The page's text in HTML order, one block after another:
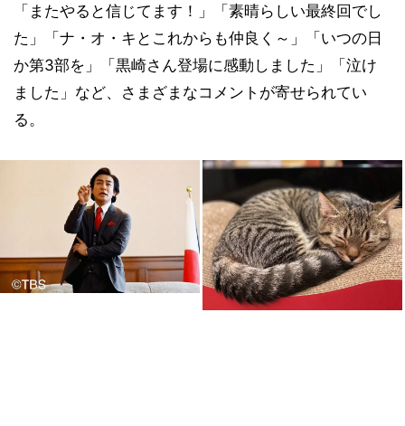
「またやると信じてます！」「素晴らしい最終回でし
た」「ナ・オ・キとこれからも仲良く～」「いつの日
か第3部を」「黒崎さん登場に感動しました」「泣け
ました」など、さまざまなコメントが寄せられてい
る。